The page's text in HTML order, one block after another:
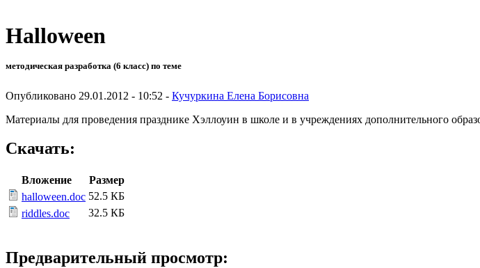
Halloween
методическая разработка (6 класс) по теме
Опубликовано 29.01.2012 - 10:52 - Кучуркина Елена Борисовна
Материалы для проведения празднике Хэллоуин в школе и в учреждениях дополнительного
Скачать:
Вложение
Размер
halloween.doc 52.5 КБ
riddles.doc
32.5 КБ
Предварительный просмотр: